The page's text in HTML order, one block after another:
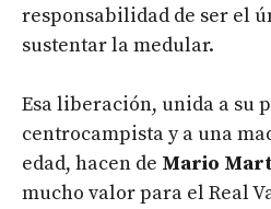
responsabilidad de ser el
sustentar la medular.
Esa liberación, unida a su
centrocampista y a una
edad, hacen de Mario
mucho valor para el Real